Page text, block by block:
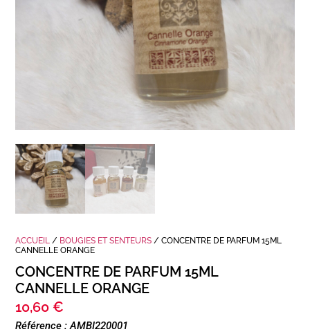
ACCUEIL / BOUGIES ET SENTEURS / CONCENTRE DE PARFUM 15ML
CANNELLE ORANGE
CONCENTRE DE PARFUM 15ML
CANNELLE ORANGE
10,60 €
Référence : AMBI220001